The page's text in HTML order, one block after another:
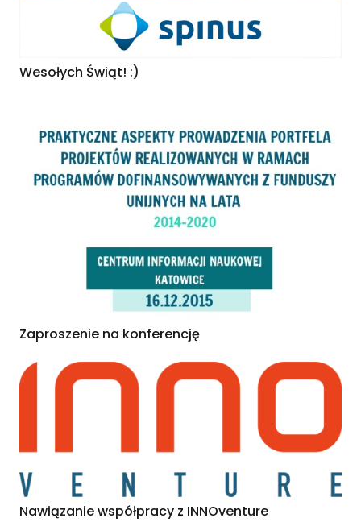
Wesołych Świąt! :)
Zaproszenie na konferencję
Nawiązanie współpracy z INNOventure